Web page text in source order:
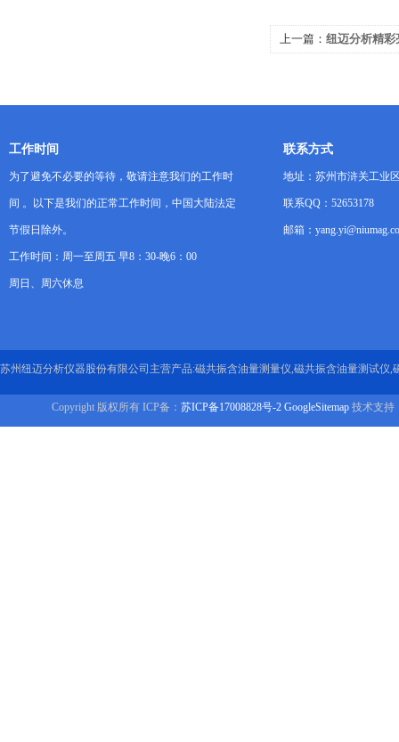
上一篇： 纽迈分析精彩
工作时间
为了避免不必要的等待，敬请注意我们的工作时
间 。以下是我们的正常工作时间，中国大陆法定
节假日除外。
工作时间：周一至周五 早8：30-晚6：00
周日、周六休息
联系方式
地址：苏州市浒关工业
联系QQ：52653178
邮箱：
苏州纽迈分析仪器股份有限公司主营产品:磁共振含油量测量仪,磁共振含油量测试仪,
Copyright 版权所有 ICP备： 苏ICP备17008828号-2 GoogleSitemap 技术支持